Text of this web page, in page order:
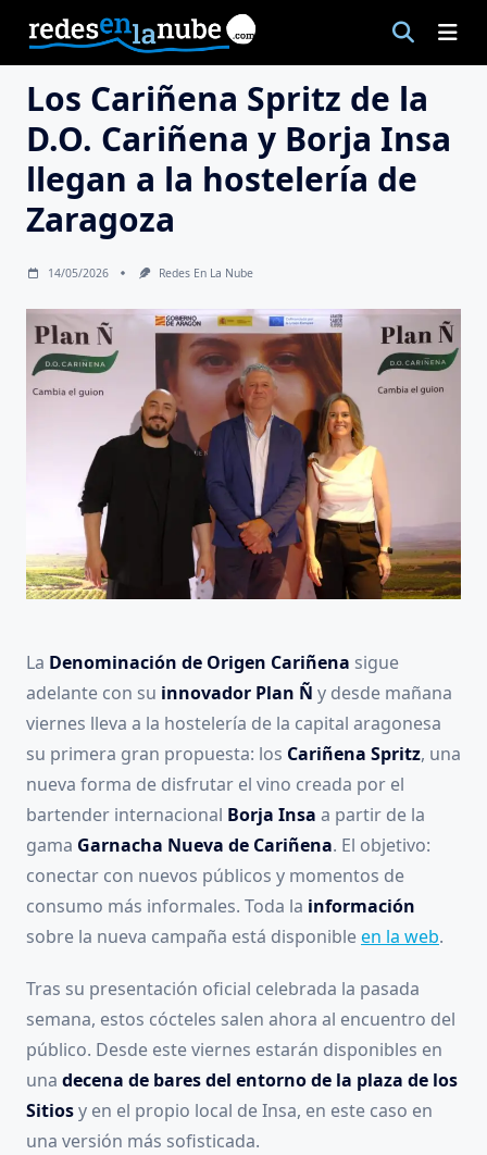
contenido
Los Cariñena Spritz de la
D.O. Cariñena y Borja Insa
llegan a la hostelería de
Zaragoza
14/05/2026 Redes En La Nube
La Denominación de Origen Cariñena sigue
adelante con su innovador Plan Ñ y desde mañana
viernes lleva a la hostelería de la capital aragonesa
su primera gran propuesta: los Cariñena Spritz, una
nueva forma de disfrutar el vino creada por el
bartender internacional Borja Insa a partir de la
gama Garnacha Nueva de Cariñena. El objetivo:
conectar con nuevos públicos y momentos de
consumo más informales. Toda la información
sobre la nueva campaña está disponibleen la web.
Tras su presentación oficial celebrada la pasada
semana, estos cócteles salen ahora al encuentro del
público. Desde este viernes estarán disponibles en
una decena de bares del entorno de la plaza de los
Sitiosy en el propio local de Insa, en este caso en
una versión más sofisticada.